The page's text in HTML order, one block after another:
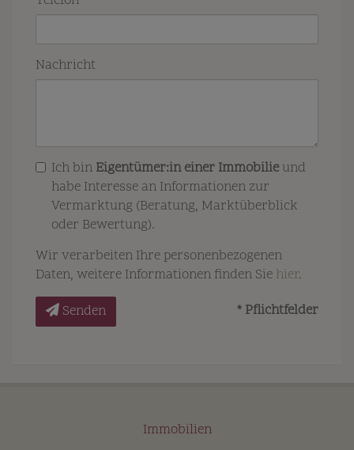
Nachricht
Ich bin Eigentümer:in einer Immobilieund
habe Interesse an Informationen zur
Vermarktung (Beratung, Marktüberblick
oder Bewertung).
Wir verarbeiten Ihre personenbezogenen
Daten, weitere Informationen finden Sie hier.
Senden
* Pflichtfelder
Immobilien